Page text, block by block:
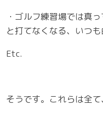
・ゴルフ練習場では真
と打てなくなる、いつ
Etc.
そうです。これらは全て